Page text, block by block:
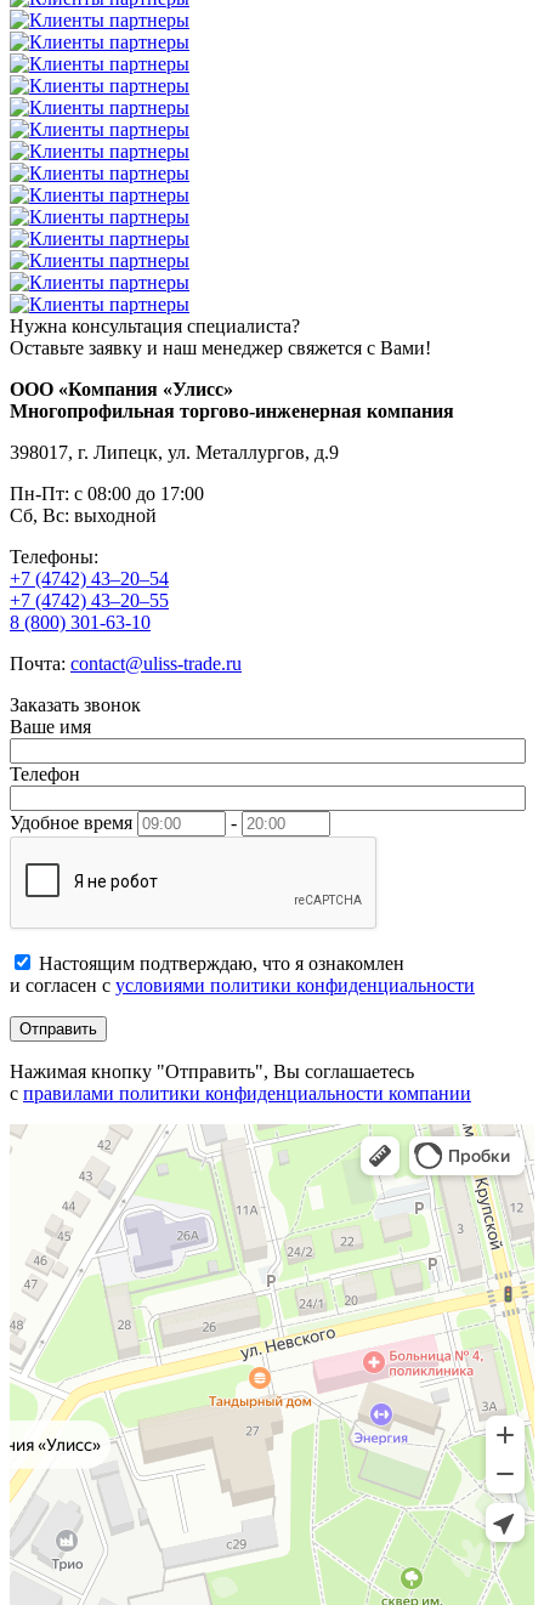
Нужна консультация специалиста?
Оставьте заявку и наш менеджер свяжется с Вами!
ООО «Компания «Улисс»
Многопрофильная торгово-инженерная компания
398017, г. Липецк, ул. Металлургов, д.9
Пн-Пт: с 08:00 до 17:00
Сб, Вс: выходной
Телефоны:
+7 (4742) 43–20–54
+7 (4742) 43–20–55
8 (800) 301-63-10
Почта: contact@uliss-trade.ru
Заказать звонок
Ваше имя
Телефон
Удобное время -
Настоящим подтверждаю, что я ознакомлен
и согласен с условиями политики конфиденциальности
Отправить
Нажимая кнопку "Отправить", Вы соглашаетесь
с правилами политики конфиденциальности компании